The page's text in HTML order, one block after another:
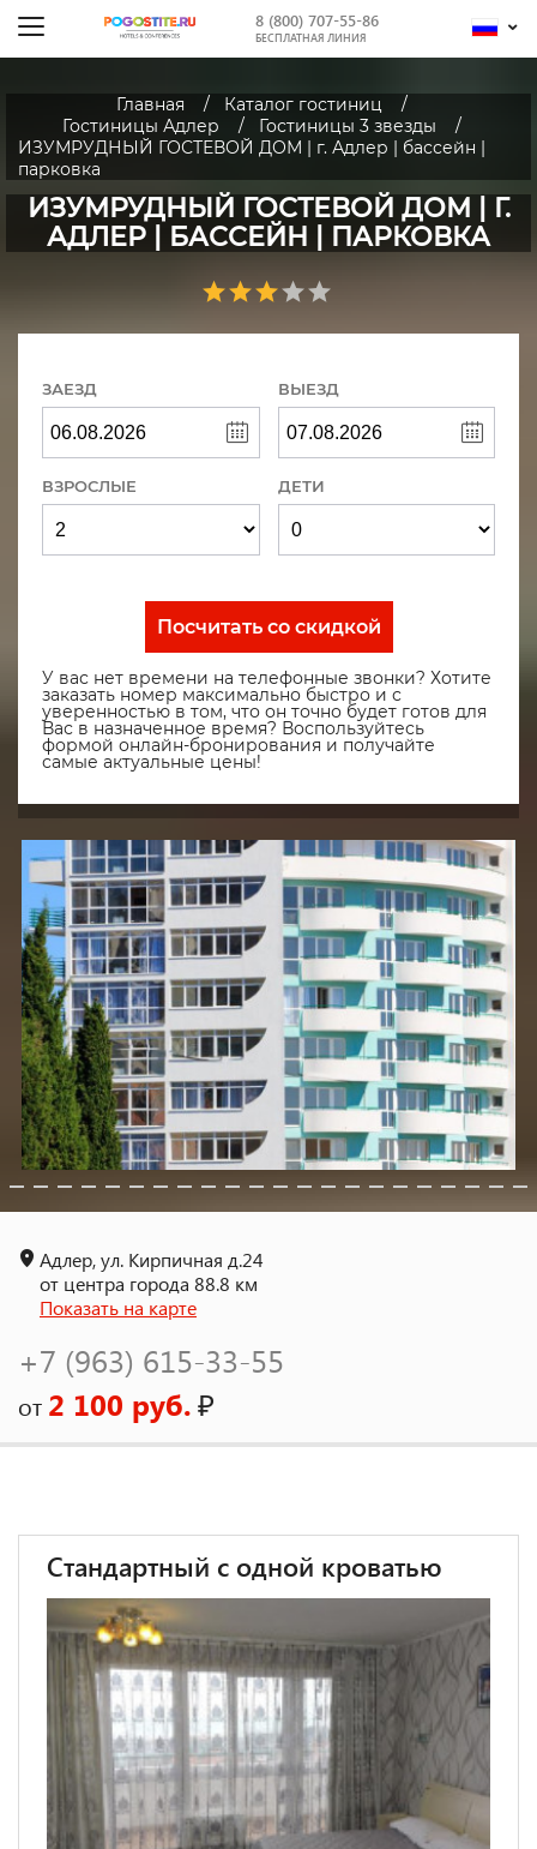
8 (800) 707-55-86
БЕСПЛАТНАЯ ЛИНИЯ
Главная
Каталог гостиниц
Гостиницы Адлер
Гостиницы 3 звезды
ИЗУМРУДНЫЙ ГОСТЕВОЙ ДОМ | г. Адлер | бассейн |
парковка
ИЗУМРУДНЫЙ ГОСТЕВОЙ ДОМ | Г.
АДЛЕР | БАССЕЙН | ПАРКОВКА
ЗАЕЗД ВЫЕЗД
ВЗРОСЛЫЕ ДЕТИ
Посчитать со скидкой
У вас нет времени на телефонные звонки? Хотите
заказать номер максимально быстро и с
уверенностью в том, что он точно будет готов для
Вас в назначенное время? Воспользуйтесь
формой онлайн-бронирования и получайте
самые актуальные цены!
Адлер, ул. Кирпичная д.24
от центра города 88.8 км
Показать на карте
+7 (963) 615-33-55
от 2 100 руб.₽
Стандартный с одной кроватью